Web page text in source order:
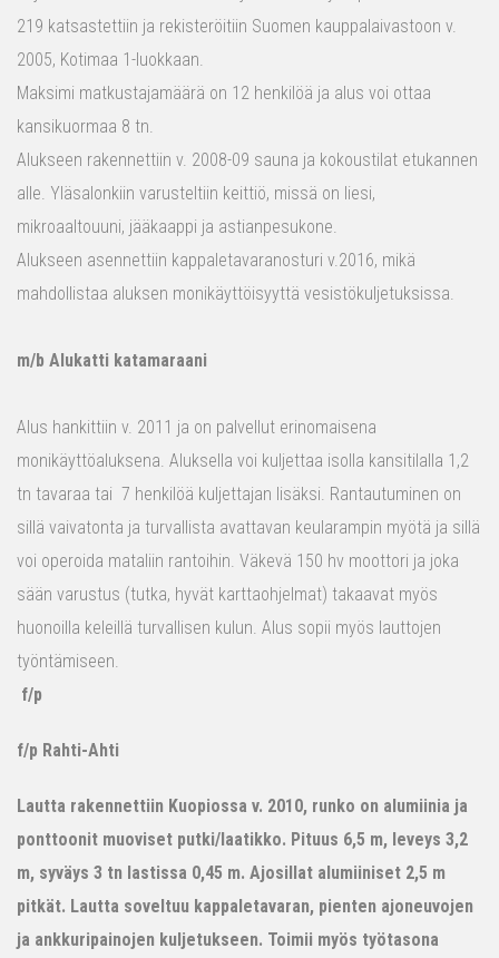
219 katsastettiin ja rekisteröitiin Suomen kauppalaivastoon v.
2005, Kotimaa 1-luokkaan.
Maksimi matkustajamäärä on 12 henkilöä ja alus voi ottaa
kansikuormaa 8 tn.
Alukseen rakennettiin v. 2008-09 sauna ja kokoustilat etukannen
alle. Yläsalonkiin varusteltiin keittiö, missä on liesi,
mikroaaltouuni, jääkaappi ja astianpesukone.
Alukseen asennettiin kappaletavaranosturi v.2016, mikä
mahdollistaa aluksen monikäyttöisyyttä vesistökuljetuksissa.
m/b Alukatti katamaraani
Alus hankittiin v. 2011 ja on palvellut erinomaisena
monikäyttöaluksena. Aluksella voi kuljettaa isolla kansitilalla 1,2
tn tavaraa tai 7 henkilöä kuljettajan lisäksi. Rantautuminen on
sillä vaivatonta ja turvallista avattavan keularampin myötä ja sillä
voi operoida mataliin rantoihin. Väkevä 150 hv moottori ja joka
sään varustus (tutka, hyvät karttaohjelmat) takaavat myös
huonoilla keleillä turvallisen kulun. Alus sopii myös lauttojen
työntämiseen.
f/p
f/p Rahti-Ahti
Lautta rakennettiin Kuopiossa v. 2010, runko on alumiinia ja
ponttoonit muoviset putki/laatikko. Pituus 6,5 m, leveys 3,2
m, syväys 3 tn lastissa 0,45 m. Ajosillat alumiiniset 2,5 m
pitkät. Lautta soveltuu kappaletavaran, pienten ajoneuvojen
ja ankkuripainojen kuljetukseen. Toimii myös työtasona